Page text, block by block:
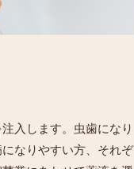
入します。虫歯になり
なりやすい方、それぞ